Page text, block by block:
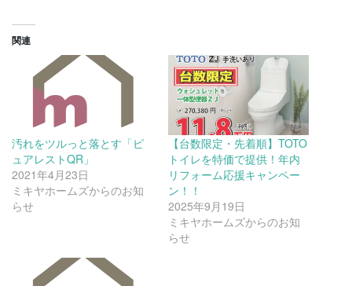
関連
汚れをツルっと落とす「ピ
ュアレストQR」
2021年4月23日
ミキヤホームズからのお知
らせ
【台数限定・先着順】TOTO
トイレを特価で提供！年内
リフォーム応援キャンペー
ン！！
2025年9月19日
ミキヤホームズからのお知
らせ